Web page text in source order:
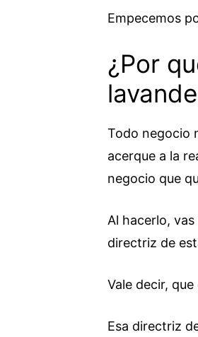
Empecemos
¿Por
Todo negocio
acerque a la
negocio que
Al hacerlo,
directriz de
Vale decir,
Esa directriz